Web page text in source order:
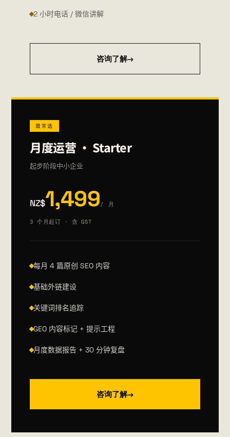
2 小时电话 / 微信讲解
咨询了解→
最常选
月度运营 · Starter
起步阶段中小企业
NZ$1,499/ 月
3 个月起订 · 含 GST
每月 4 篇原创 SEO 内容
基础外链建设
关键词排名追踪
GEO 内容标记 + 提示工程
月度数据报告 + 30 分钟复盘
咨询了解→